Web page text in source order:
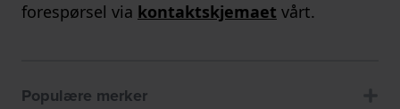
forespørsel via kontaktskjemaet vårt.
Populære merker